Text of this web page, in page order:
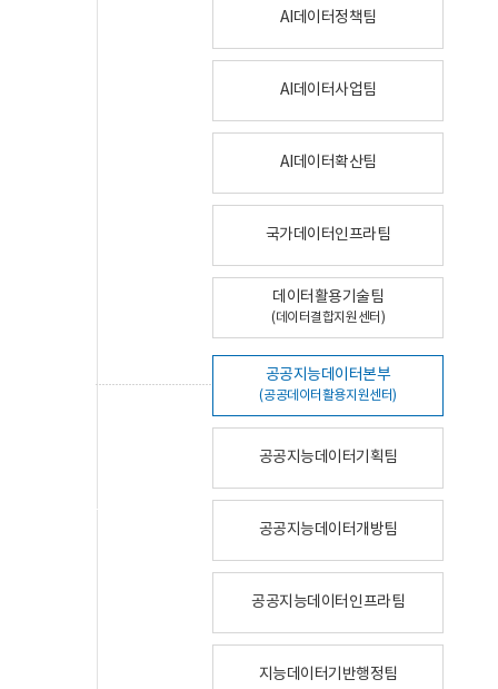
AI데이터정책팀
AI데이터사업팀
AI데이터확산팀
국가데이터인프라팀
데이터활용기술팀
(데이터결합지원센터)
공공지능데이터본부
(공공데이터활용지원센터)
공공지능데이터기획팀
공공지능데이터개방팀
공공지능데이터인프라팀
지능데이터기반행정팀